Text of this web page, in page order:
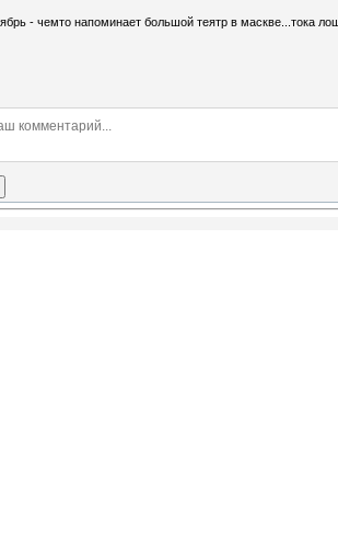
- чемто напоминает большой теятр в маскве...тока